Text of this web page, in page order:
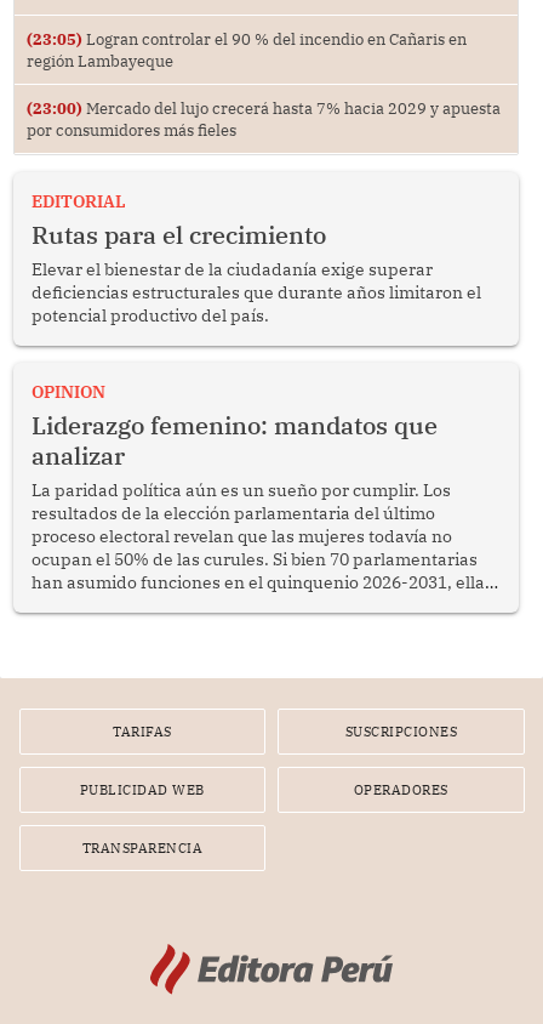
(23:05) Logran controlar el 90 % del incendio en Cañaris en
región Lambayeque
(23:00) Mercado del lujo crecerá hasta 7% hacia 2029 y apuesta
por consumidores más fieles
EDITORIAL
Rutas para el crecimiento
Elevar el bienestar de la ciudadanía exige superar
deficiencias estructurales que durante años limitaron el
potencial productivo del país.
OPINION
Liderazgo femenino: mandatos que
analizar
La paridad política aún es un sueño por cumplir. Los
resultados de la elección parlamentaria del último
proceso electoral revelan que las mujeres todavía no
ocupan el 50% de las curules. Si bien 70 parlamentarias
han asumido funciones en el quinquenio 2026-2031, ellas
TARIFAS SUSCRIPCIONES
PUBLICIDAD WEB OPERADORES
TRANSPARENCIA